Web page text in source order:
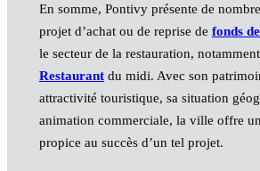
En somme, Pontivy présente de
projet d’achat ou de reprise de fonds
le secteur de la restauration,
Restaurantdu midi. Avec son
attractivité touristique, sa situation
animation commerciale, la ville offre
propice au succès d’un tel projet.